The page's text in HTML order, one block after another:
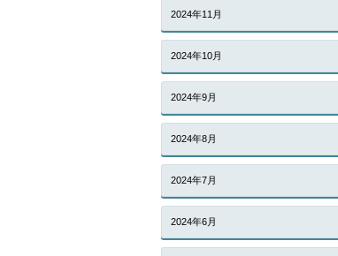
2024年11月
2024年10月
2024年9月
2024年8月
2024年7月
2024年6月